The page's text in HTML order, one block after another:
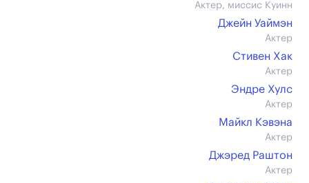
Актер, миссис Куинн
Джейн Уаймэн
Актер
Стивен Хак
Актер
Эндре Хулс
Актер
Майкл Кэвэна
Актер
Джэред Раштон
Актер